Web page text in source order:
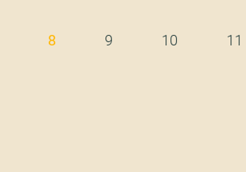
8 9 10 11